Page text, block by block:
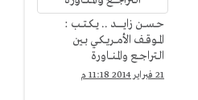
حــســـن زايــــــــد .. يــكــتـــب :
المـــوقــف الأمـــريــكــي بــين
الــتراجـــع والمــنـــاورة
21 فبراير 2014 11:18 م